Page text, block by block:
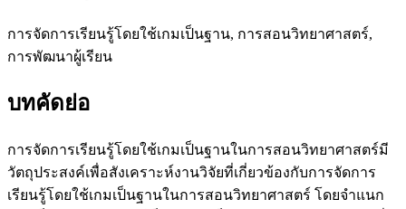
การจัดการเรียนรู้โดยใช้เกมเป็นฐาน, การสอนวิทยาศาสตร์,
การพัฒนาผู้เรียน
บทคัดย่อ
การจัดการเรียนรู้โดยใช้เกมเป็นฐานในการสอนวิทยาศาสตร์มี
วัตถุประสงค์เพื่อสังเคราะห์งานวิจัยที่เกี่ยวข้องกับการจัดการ
เรียนรู้โดยใช้เกมเป็นฐานในการสอนวิทยาศาสตร์ โดยจำแนก